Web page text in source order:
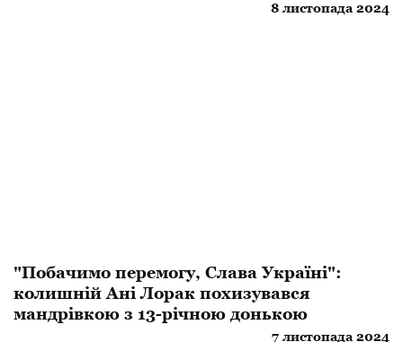
8 листопада 2024
"Побачимо перемогу, Слава Україні":
колишній Ані Лорак похизувався
мандрівкою з 13-річною донькою
7 листопада 2024